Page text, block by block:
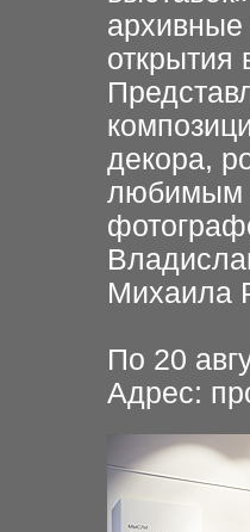
архивные
открытия
декора,
любимым
Михаила
По 20
Адрес: